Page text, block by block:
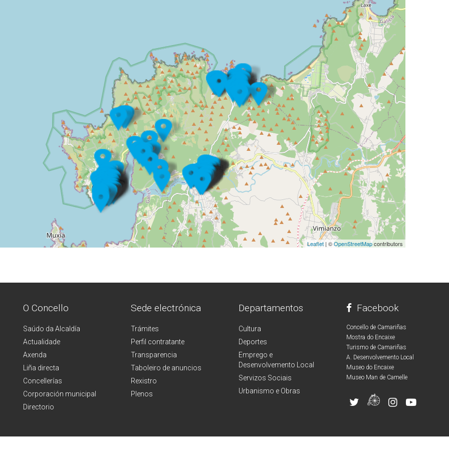
Leaflet | ©OpenStreetMapcontributors
O Concello
Saúdo da Alcaldía
Actualidade
Axenda
Liña directa
Concellerías
Corporación municipal
Directorio
Sede electrónica
Trámites
Perfil contratante
Transparencia
Taboleiro de anuncios
Rexistro
Plenos
Departamentos
Cultura
Deportes
Emprego e
Desenvolvemento Local
Servizos Sociais
Urbanismo e Obras
Facebook
Concello de Camariñas
Mostra do Encaixe
Turismo de Camariñas
A. Desenvolvemento Local
Museo do Encaixe
Museo Man de Camelle